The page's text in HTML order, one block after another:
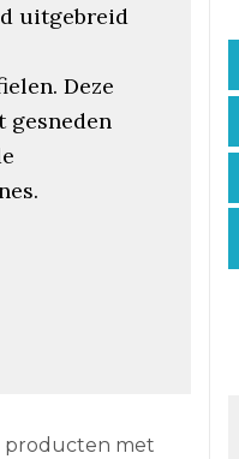
uitgebreid
Deze
gesneden
producten met